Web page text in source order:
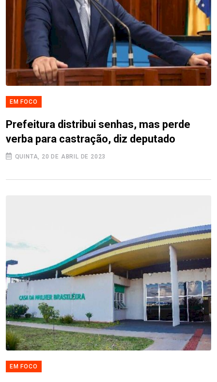
EM FOCO
Prefeitura distribui senhas, mas perde
verba para castração, diz deputado
QUINTA, 20 DE ABRIL DE 2023
EM FOCO